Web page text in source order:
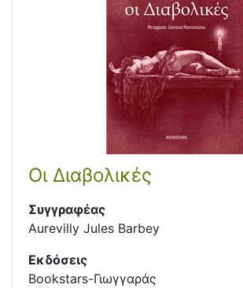
Οι Διαβολικές
Συγγραφέας
Aurevilly Jules Barbey
Εκδόσεις
Bookstars-Γιωγγαράς